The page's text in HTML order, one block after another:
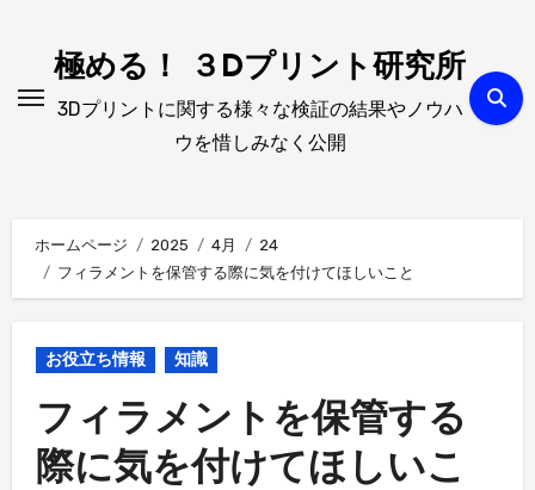
極める！ ３Dプリント研究所
3Dプリントに関する様々な検証の結果やノウハ
ウを惜しみなく公開
ホームページ 2025 4月
24
フィラメントを保管する際に気を付けてほしいこと
お役立ち情報 知識
フィラメントを保管する
際に気を付けてほしいこ